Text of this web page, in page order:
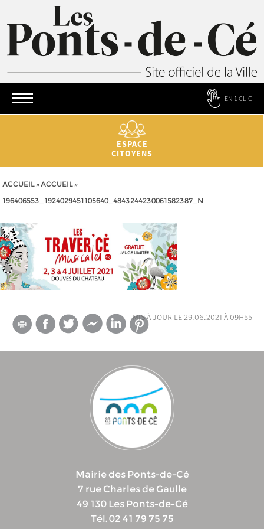
EN 1 CLIC
ESPACE
CITOYENS
ACCUEIL»ACCUEIL»
196406553_1924029451105640_4843244230061582387_N
mis à jour le 29.06.2021 à 09h55
Mairie des Ponts-de-Cé
7 rue Charles de Gaulle
49 130 Les Ponts-de-Cé
Tél. 02 41 79 75 75